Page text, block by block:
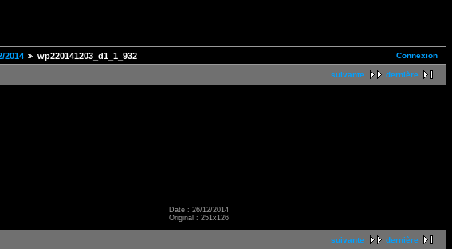
Connexion
2014 wp220141203_d1_1_932
suivante dernière
Date : 26/12/2014
Original : 251x126
suivante dernière